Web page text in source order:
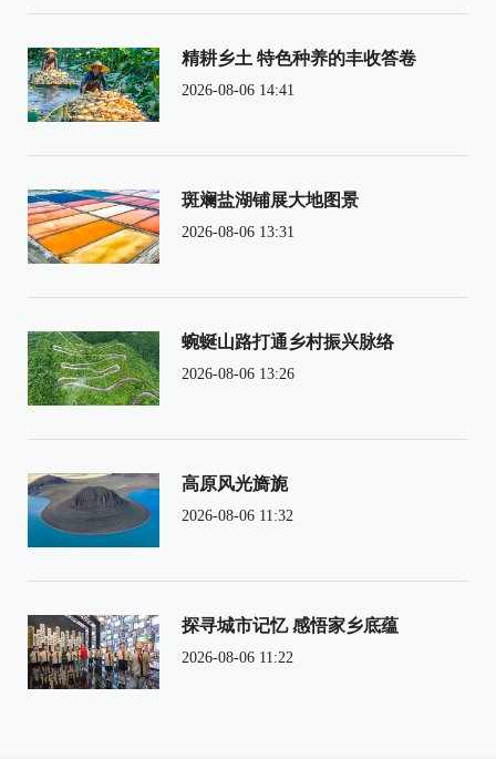
精耕乡土 特色种养的丰收答卷
2026-08-06 14:41
斑斓盐湖铺展大地图景
2026-08-06 13:31
蜿蜒山路打通乡村振兴脉络
2026-08-06 13:26
高原风光旖旎
2026-08-06 11:32
探寻城市记忆 感悟家乡底蕴
2026-08-06 11:22